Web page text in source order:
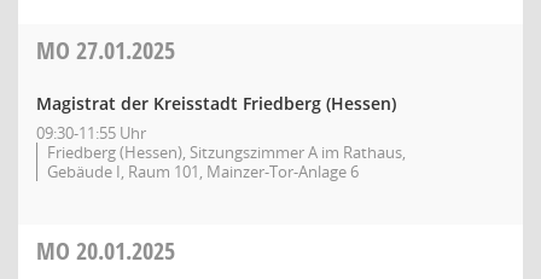
MO 27.01.2025
Magistrat der Kreisstadt Friedberg (Hessen)
09:30-11:55 Uhr
Friedberg (Hessen), Sitzungszimmer A im Rathaus,
Gebäude I, Raum 101, Mainzer-Tor-Anlage 6
MO 20.01.2025